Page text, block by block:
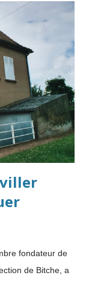
en 1951. " Il n’y
, s’attrista-t-il. "
en
Genèse de
transforme en
insurgés
fondateur de
de Bitche, a